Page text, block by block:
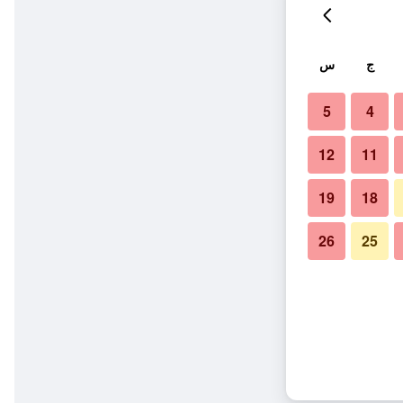
ج س
4
5
11
12
18
19
25
26